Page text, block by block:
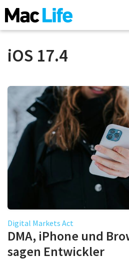
iPhone
Mac
iPad
Tests
Über uns
Podcast
iOS 17.4
Digital Markets Act
DMA, iPhone und
sagen Entwickler